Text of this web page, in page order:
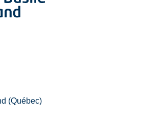
(Québec)